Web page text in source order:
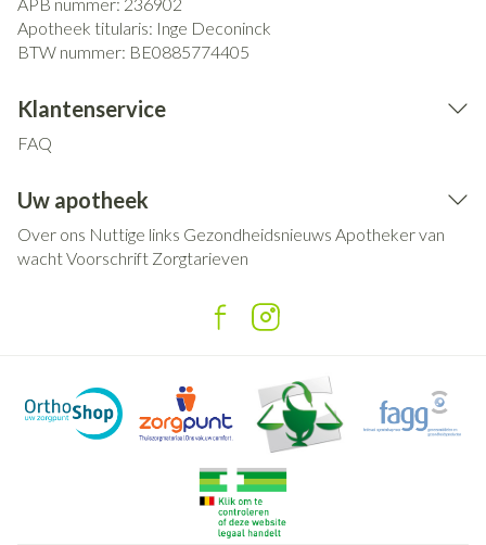
Apotheek titularis: Inge Deconinck
BTW nummer: BE0885774405
Klantenservice
FAQ
Uw apotheek
Over ons Nuttige links Gezondheidsnieuws Apotheker van
wachtVoorschrift Zorgtarieven